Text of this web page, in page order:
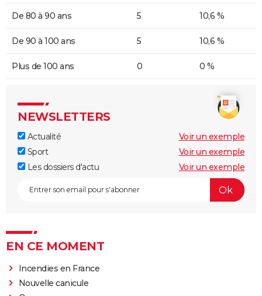
De 80 à 90 ans 5 10,6 %
De 90 à 100 ans 5 10,6 %
Plus de 100 ans 0 0 %
NEWSLETTERS
Actualité
Voir un exemple
Sport
Voir un exemple
Les dossiers d'actu
Voir un exemple
EN CE MOMENT
Incendies en France
Nouvelle canicule